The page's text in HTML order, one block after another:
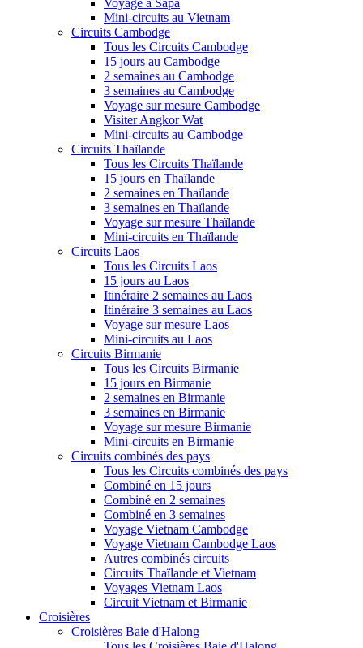
Voyage à Sapa
Mini-circuits au Vietnam
Circuits Cambodge
Tous les Circuits Cambodge
15 jours au Cambodge
2 semaines au Cambodge
3 semaines au Cambodge
Voyage sur mesure Cambodge
Visiter Angkor Wat
Mini-circuits au Cambodge
Circuits Thaïlande
Tous les Circuits Thaïlande
15 jours en Thaïlande
2 semaines en Thaïlande
3 semaines en Thaïlande
Voyage sur mesure Thaïlande
Mini-circuits en Thaïlande
Circuits Laos
Tous les Circuits Laos
15 jours au Laos
Itinéraire 2 semaines au Laos
Itinéraire 3 semaines au Laos
Voyage sur mesure Laos
Mini-circuits au Laos
Circuits Birmanie
Tous les Circuits Birmanie
15 jours en Birmanie
2 semaines en Birmanie
3 semaines en Birmanie
Voyage sur mesure Birmanie
Mini-circuits en Birmanie
Circuits combinés des pays
Tous les Circuits combinés des pays
Combiné en 15 jours
Combiné en 2 semaines
Combiné en 3 semaines
Voyage Vietnam Cambodge
Voyage Vietnam Cambodge Laos
Autres combinés circuits
Circuits Thaïlande et Vietnam
Voyages Vietnam Laos
Circuit Vietnam et Birmanie
Croisières
Croisières Baie d'Halong